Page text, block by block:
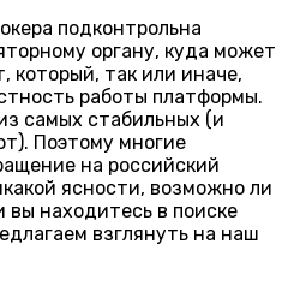
подконтрольна
органу, куда может
который, так или иначе,
работы платформы.
самых стабильных (и
Поэтому многие
на российский
ясности, возможно ли
вы находитесь в поиске
взглянуть на наш